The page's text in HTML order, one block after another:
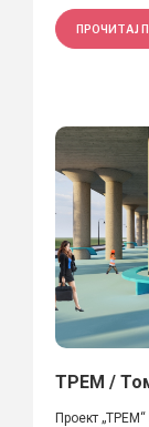
ПРОЧИТАЈ
ТРЕМ /
Проект